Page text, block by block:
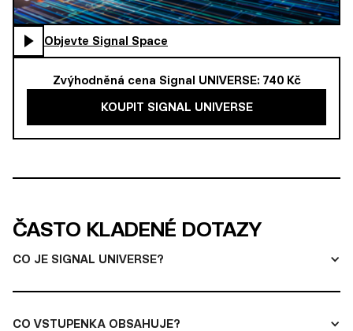
Objevte Signal Space
Zvýhodněná cena Signal UNIVERSE: 740 Kč
KOUPIT SIGNAL UNIVERSE
ČASTO KLADENÉ DOTAZY
CO JE SIGNAL UNIVERSE?
CO VSTUPENKA OBSAHUJE?